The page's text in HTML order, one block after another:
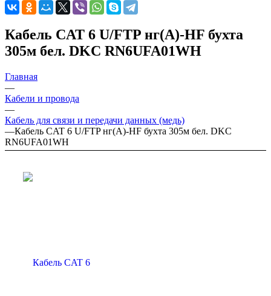
Кабель CAT 6 U/FTP нг(А)-HF бухта
305м бел. DKC RN6UFA01WH
Главная
—
Кабели и провода
—
Кабель для связи и передачи данных (медь)
—Кабель CAT 6 U/FTP нг(А)-HF бухта 305м бел. DKC
RN6UFA01WH